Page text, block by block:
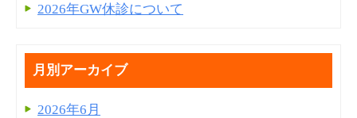
2026年GW休診について
月別アーカイブ
2026年6月